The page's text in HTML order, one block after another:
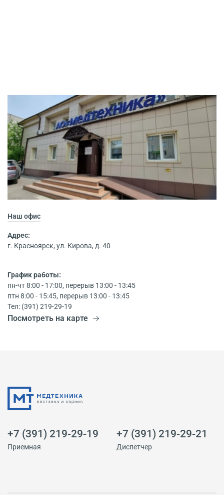
Наш офис
Адрес:
г. Красноярск, ул. Кирова, д. 40
График работы:
пн-чт 8:00 - 17:00, перерыв 13:00 - 13:45
птн 8:00 - 15:45, перерыв 13:00 - 13:45
Тел: (391) 219-29-19
Посмотреть на карте
+7 (391) 219-29-19
Приемная
+7 (391) 219-29-21
Диспетчер